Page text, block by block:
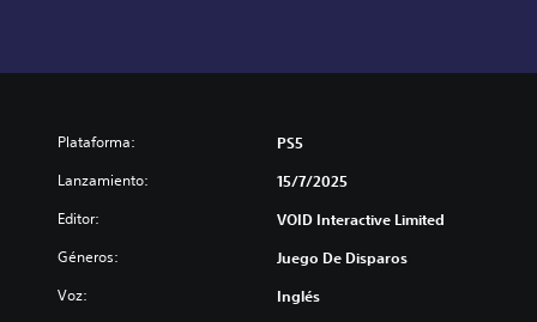
Plataforma: PS5
Lanzamiento: 15/7/2025
Editor: VOID Interactive Limited
Géneros: Juego De Disparos
Voz: Inglés